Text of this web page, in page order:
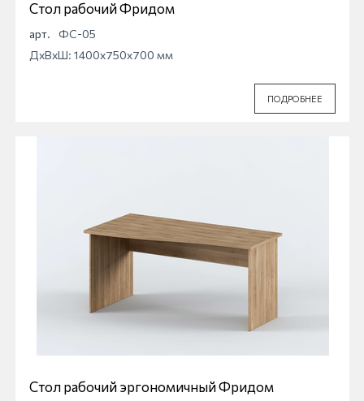
Стол рабочий Фридом
арт.
ФС-05
ДхВхШ: 1400x750x700 мм
ПОДРОБНЕЕ
Стол рабочий эргономичный Фридом